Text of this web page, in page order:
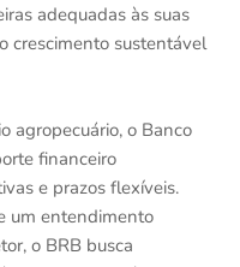
adequadas às suas
crescimento sustentável
agropecuário, o Banco
financeiro
e prazos flexíveis.
um entendimento
o BRB busca